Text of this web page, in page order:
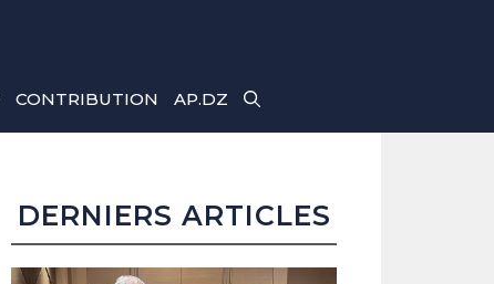
CONTRIBUTION AP.DZ
DERNIERS ARTICLES